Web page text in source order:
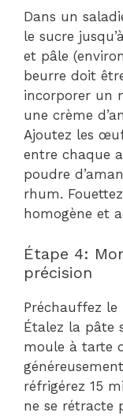
Dans un
le sucre
et pâle
beurre doit
incorporer un
une crème
Ajoutez les
entre chaque
poudre
rhum.
homogène et
Étape 4:
précision
Préchauffez le
Étalez la pâte
moule à tarte
réfrigérez 15
ne se rétracte